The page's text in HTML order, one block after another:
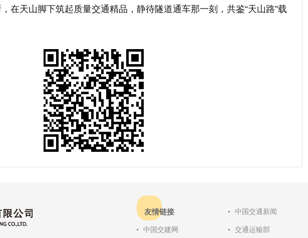
在天山脚下筑起质量交通精品，静待隧道通车那一刻，共鉴“天山路”载
友情链接 中国交通新闻
中国交建网 交通运输部